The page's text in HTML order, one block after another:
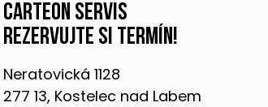
Carteon servis
Rezervujte si termín!
Neratovická 1128
277 13, Kostelec nad Labem